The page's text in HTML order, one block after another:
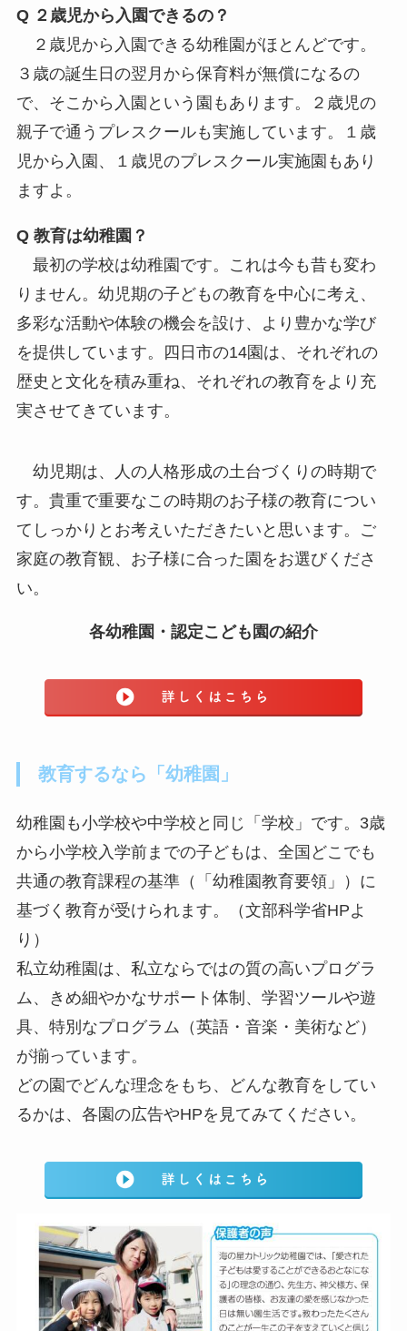
Q ２歳児から入園できるの？
２歳児から入園できる幼稚園がほとんどです。
３歳の誕生日の翌月から保育料が無償になるの
で、そこから入園という園もあります。２歳児の
親子で通うプレスクールも実施しています。１歳
児から入園、１歳児のプレスクール実施園もあり
ますよ。
Q 教育は幼稚園？
最初の学校は幼稚園です。これは今も昔も変わ
りません。幼児期の子どもの教育を中心に考え、
多彩な活動や体験の機会を設け、より豊かな学び
を提供しています。四日市の14園は、それぞれの
歴史と文化を積み重ね、それぞれの教育をより充
実させてきています。
幼児期は、人の人格形成の土台づくりの時期で
す。貴重で重要なこの時期のお子様の教育につい
てしっかりとお考えいただきたいと思います。ご
家庭の教育観、お子様に合った園をお選びくださ
い。
各幼稚園・認定こども園の紹介
教育するなら「幼稚園」
幼稚園も小学校や中学校と同じ「学校」です。3歳
から小学校入学前までの子どもは、全国どこでも
共通の教育課程の基準（「幼稚園教育要領」）に
基づく教育が受けられます。（文部科学省HPよ
り）
私立幼稚園は、私立ならではの質の高いプログラ
ム、きめ細やかなサポート体制、学習ツールや遊
具、特別なプログラム（英語・音楽・美術など）
が揃っています。
どの園でどんな理念をもち、どんな教育をしてい
るかは、各園の広告やHPを見てみてください。